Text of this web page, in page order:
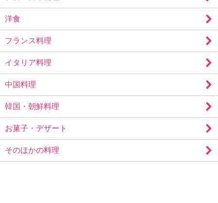
洋食
フランス料理
イタリア料理
中国料理
韓国・朝鮮料理
お菓子・デザート
そのほかの料理